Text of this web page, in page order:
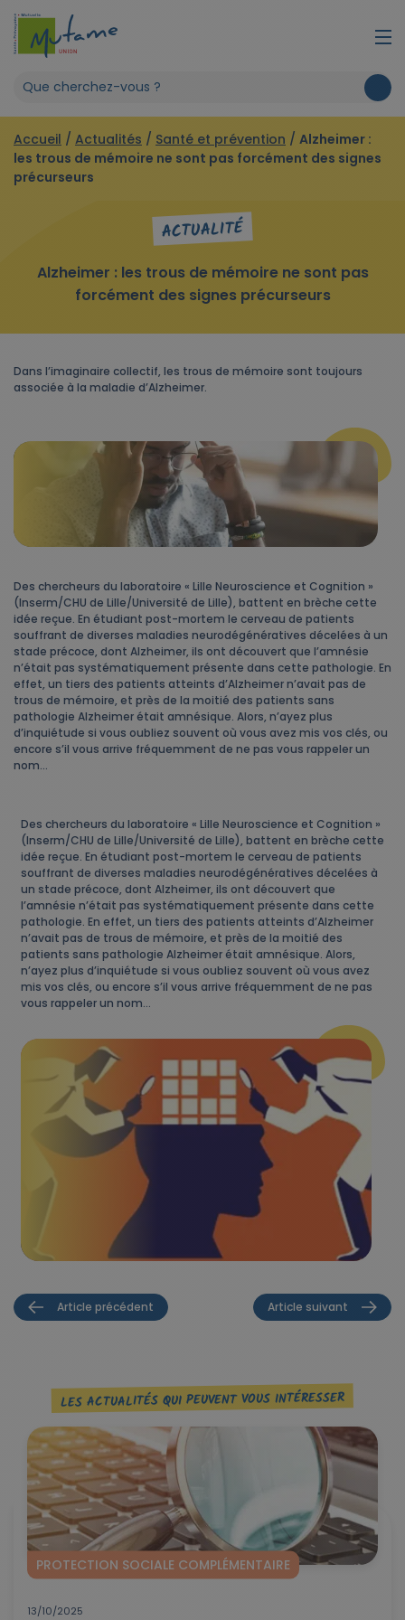
Accueil / Actualités / Santé et prévention / Alzheimer :
les trous de mémoire ne sont pas forcément des signes
précurseurs
ACTUALITÉ
Alzheimer : les trous de mémoire ne sont pas
forcément des signes précurseurs
Dans l’imaginaire collectif, les trous de mémoire sont toujours
associée à la maladie d’Alzheimer.
Des chercheurs du laboratoire « Lille Neuroscience et Cognition »
(Inserm/CHU de Lille/Université de Lille), battent en brèche cette
idée reçue. En étudiant post-mortem le cerveau de patients
souffrant de diverses maladies neurodégénératives décelées à un
stade précoce, dont Alzheimer, ils ont découvert que l’amnésie
n’était pas systématiquement présente dans cette pathologie. En
effet, un tiers des patients atteints d’Alzheimer n’avait pas de
trous de mémoire, et près de la moitié des patients sans
pathologie Alzheimer était amnésique. Alors, n’ayez plus
d’inquiétude si vous oubliez souvent où vous avez mis vos clés, ou
encore s’il vous arrive fréquemment de ne pas vous rappeler un
nom…
Des chercheurs du laboratoire « Lille Neuroscience et Cognition »
(Inserm/CHU de Lille/Université de Lille), battent en brèche cette
idée reçue. En étudiant post-mortem le cerveau de patients
souffrant de diverses maladies neurodégénératives décelées à
un stade précoce, dont Alzheimer, ils ont découvert que
l’amnésie n’était pas systématiquement présente dans cette
pathologie. En effet, un tiers des patients atteints d’Alzheimer
n’avait pas de trous de mémoire, et près de la moitié des
patients sans pathologie Alzheimer était amnésique. Alors,
n’ayez plus d’inquiétude si vous oubliez souvent où vous avez
mis vos clés, ou encore s’il vous arrive fréquemment de ne pas
vous rappeler un nom…
Article précédent Article suivant
LES ACTUALITÉS QUI PEUVENT VOUS INTÉRESSER
PROTECTION SOCIALE COMPLÉMENTAIRE
13/10/2025